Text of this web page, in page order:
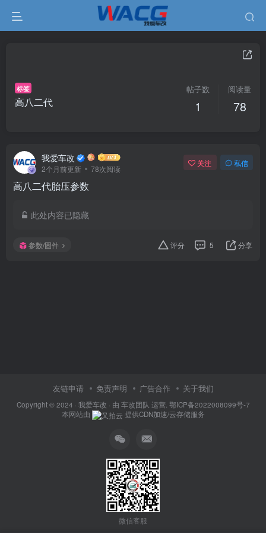
标签
高八二代
帖子数
1
阅读量
78
我爱车改
2个月前更新 78次阅读
关注 私信
高八二代胎压参数
此处内容已隐藏
参数/固件 评分 5 分享
友链申请 免责声明 广告合作 关于我们
Copyright © 2024 · 我爱车改 · 由 车改团队 运营. 鄂ICP备2022008099号-7
本网站由
提供CDN加速/云存储服务
微信客服